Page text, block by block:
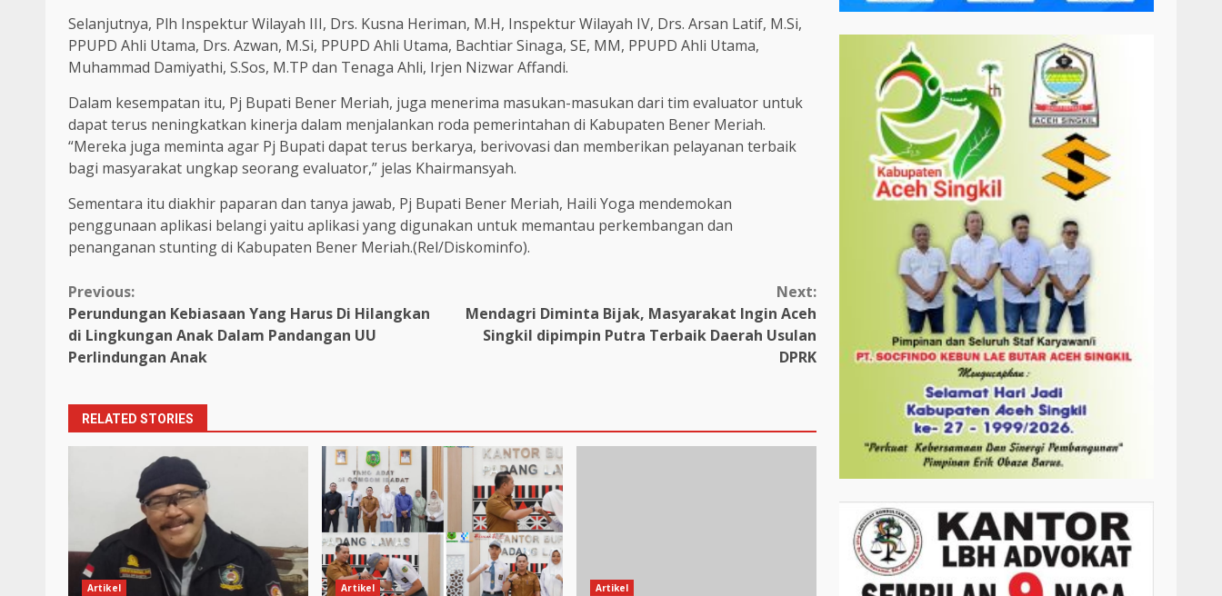
Selanjutnya, Plh Inspektur Wilayah III, Drs. Kusna Heriman, M.H, Inspektur Wilayah IV, Drs. Arsan Latif, M.Si,
PPUPD Ahli Utama, Drs. Azwan, M.Si, PPUPD Ahli Utama, Bachtiar Sinaga, SE, MM, PPUPD Ahli Utama,
Muhammad Damiyathi, S.Sos, M.TP dan Tenaga Ahli, Irjen Nizwar Affandi.
Dalam kesempatan itu, Pj Bupati Bener Meriah, juga menerima masukan-masukan dari tim evaluator untuk
dapat terus neningkatkan kinerja dalam menjalankan roda pemerintahan di Kabupaten Bener Meriah.
“Mereka juga meminta agar Pj Bupati dapat terus berkarya, berivovasi dan memberikan pelayanan terbaik
bagi masyarakat ungkap seorang evaluator,” jelas Khairmansyah.
Sementara itu diakhir paparan dan tanya jawab, Pj Bupati Bener Meriah, Haili Yoga mendemokan
penggunaan aplikasi belangi yaitu aplikasi yang digunakan untuk memantau perkembangan dan
penanganan stunting di Kabupaten Bener Meriah.(Rel/Diskominfo).
Continue
Reading
Previous:
Perundungan Kebiasaan Yang Harus Di Hilangkan
di Lingkungan Anak Dalam Pandangan UU
Perlindungan Anak
Next:
Mendagri Diminta Bijak, Masyarakat Ingin Aceh
Singkil dipimpin Putra Terbaik Daerah Usulan
DPRK
RELATED STORIES
Artikel Artikel Artikel